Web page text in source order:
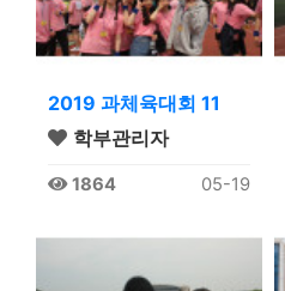
2019 과체육대회 11
학부관리자
1864 05-19